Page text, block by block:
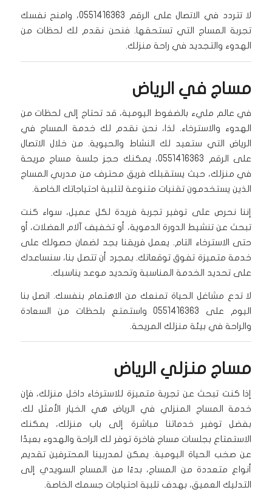
لا تتردد في الاتصال على الرقم 0551416363، وامنح نفسك
تجربة المساج التي تستحقها. فنحن نقدم لك لحظات من
الهدوء والتجديد في راحة منزلك.
مساج في الرياض
في عالم مليء بالضغوط اليومية، قد تحتاج إلى لحظات من
الهدوء والاسترخاء. لذا، نحن نقدم لك خدمة المساج في
الرياض التي ستعيد لك النشاط والحيوية. من خلال الاتصال
على الرقم 0551416363، يمكنك حجز جلسة مساج مريحة
في منزلك، حيث يستقبلك فريق محترف من مدربي المساج
الذين يستخدمون تقنيات متنوعة لتلبية احتياجاتك الخاصة.
إننا نحرص على توفير تجربة فريدة لكل عميل، سواء كنت
تبحث عن تنشيط الدورة الدموية، أو تخفيف آلام العضلات، أو
حتى الاسترخاء التام. يعمل فريقنا بجد لضمان حصولك على
خدمة متميزة تفوق توقعاتك. بمجرد أن تتصل بنا، سنساعدك
على تحديد الخدمة المناسبة وتحديد موعد يناسبك.
لا تدع مشاغل الحياة تمنعك من الاهتمام بنفسك. اتصل بنا
اليوم على 0551416363 واستمتع بلحظات من السعادة
والراحة في بيئة منزلك المريحة.
مساج منزلي الرياض
إذا كنت تبحث عن تجربة متميزة للاسترخاء داخل منزلك، فإن
خدمة المساج المنزلي في الرياض هي الخيار الأمثل لك.
بفضل توفير خدماتنا مباشرة إلى باب منزلك، يمكنك
الاستمتاع بجلسات مساج فاخرة توفر لك الراحة والهدوء بعيدًا
عن صخب الحياة اليومية. يمكن لمدربينا المحترفين تقديم
أنواع متعددة من المساج، بدءًا من المساج السويدي إلى
التدليك العميق، بهدف تلبية احتياجات جسمك الخاصة.